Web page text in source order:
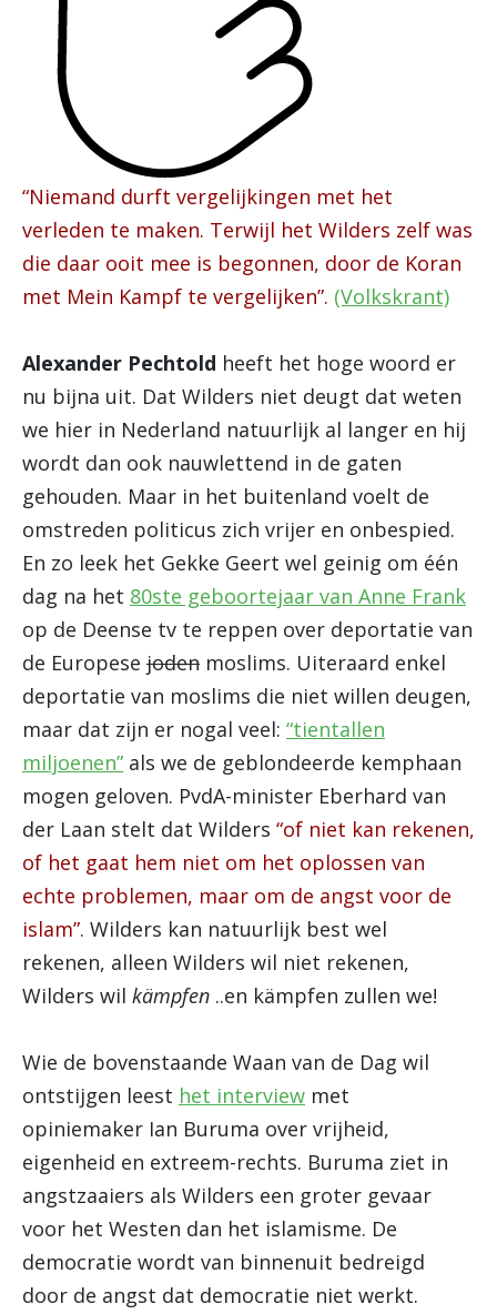
“Niemand durft vergelijkingen met het
verleden te maken. Terwijl het Wilders zelf was
die daar ooit mee is begonnen, door de Koran
met Mein Kampf te vergelijken”. (Volkskrant)
Alexander Pechtold heeft het hoge woord er
nu bijna uit. Dat Wilders niet deugt dat weten
we hier in Nederland natuurlijk al langer en hij
wordt dan ook nauwlettend in de gaten
gehouden. Maar in het buitenland voelt de
omstreden politicus zich vrijer en onbespied.
En zo leek het Gekke Geert wel geinig om één
dag na het 80ste geboortejaar van Anne Frank
op de Deense tv te reppen over deportatie van
de Europese joden moslims. Uiteraard enkel
deportatie van moslims die niet willen deugen,
maar dat zijn er nogal veel: “tientallen
miljoenen” als we de geblondeerde kemphaan
mogen geloven. PvdA-minister Eberhard van
der Laan stelt dat Wilders “of niet kan rekenen,
of het gaat hem niet om het oplossen van
echte problemen, maar om de angst voor de
islam”. Wilders kan natuurlijk best wel
rekenen, alleen Wilders wil niet rekenen,
Wilders wil kämpfen ..en kämpfen zullen we!
Wie de bovenstaande Waan van de Dag wil
ontstijgen leest het interview met
opiniemaker Ian Buruma over vrijheid,
eigenheid en extreem-rechts. Buruma ziet in
angstzaaiers als Wilders een groter gevaar
voor het Westen dan het islamisme. De
democratie wordt van binnenuit bedreigd
door de angst dat democratie niet werkt.